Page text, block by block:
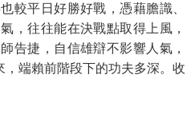
較平日好勝好戰，憑藉膽識、
，往往能在決戰點取得上風，
告捷，自信雄辯不影響人氣，
端賴前階段下的功夫多深。收